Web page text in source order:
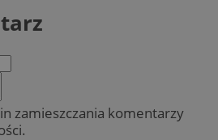
zamieszczania komentarzy